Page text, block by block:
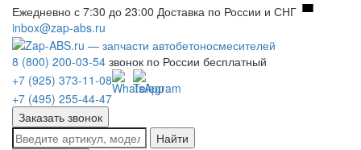
Ежедневно с 7:30 до 23:00 Доставка по России и СНГ
inbox@zap-abs.ru
8 (800) 200-03-54 звонок по России бесплатный
+7 (925) 373-11-08
+7 (495) 255-44-47
Заказать звонок
Найти